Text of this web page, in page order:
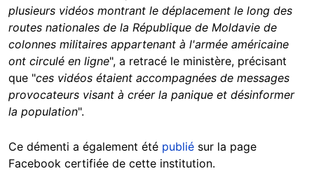
plusieurs vidéos montrant le déplacement le long des
routes nationales de la République de Moldavie de
colonnes militaires appartenant à l'armée américaine
ont circulé en ligne", a retracé le ministère, précisant
que "ces vidéos étaient accompagnées de messages
provocateurs visant à créer la panique et désinformer
la population".
Ce démenti a également été publié sur la page
Facebook certifiée de cette institution.